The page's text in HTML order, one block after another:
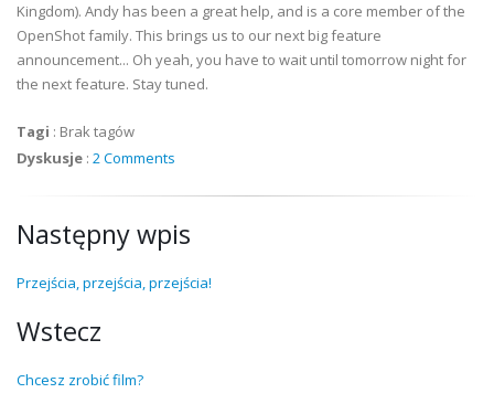
Kingdom). Andy has been a great help, and is a core member of the
OpenShot family. This brings us to our next big feature
announcement... Oh yeah, you have to wait until tomorrow night for
the next feature. Stay tuned.
Tagi : Brak tagów
Dyskusje : 2 Comments
Następny wpis
Przejścia, przejścia, przejścia!
Wstecz
Chcesz zrobić film?